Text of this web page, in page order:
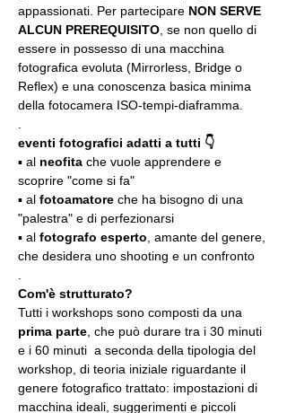
appassionati. Per partecipare NON SERVE
ALCUN PREREQUISITO , se non quello di
essere in possesso di una macchina
fotografica evoluta (Mirrorless, Bridge o
Reflex) e una conoscenza basica minima
della fotocamera ISO-tempi-diaframma.
eventi fotografici adatti a tutti 👇
▪️ al neofita che vuole apprendere e
scoprire "come si fa"
▪️ al fotoamatore che ha bisogno di una
"palestra" e di perfezionarsi
▪️ al fotografo esperto , amante del genere,
che desidera uno shooting e un confronto
Com'è strutturato?
Tutti i workshops sono composti da una
prima parte , che può durare tra i 30 minuti
e i 60 minuti  a seconda della tipologia del
workshop, di teoria iniziale riguardante il
genere fotografico trattato: impostazioni di
macchina ideali, suggerimenti e piccoli